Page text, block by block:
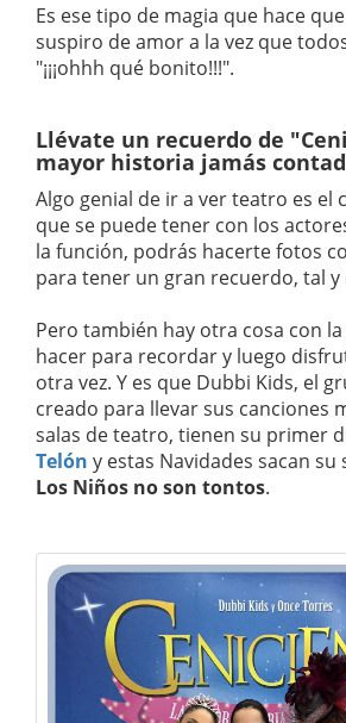
Es ese tipo de magia que hace
suspiro de amor a la vez que
"¡¡¡ohhh qué bonito!!!".
Llévate un recuerdo de
mayor historia jamás
Algo genial de ir a ver teatro es el
que se puede tener con los
la función, podrás hacerte fotos
para tener un gran recuerdo, tal y
Pero también hay otra cosa con
hacer para recordar y luego
otra vez. Y es que Dubbi Kids, el
creado para llevar sus canciones
salas de teatro, tienen su primer
Telón y estas Navidades sacan su
Los Niños no son tontos.